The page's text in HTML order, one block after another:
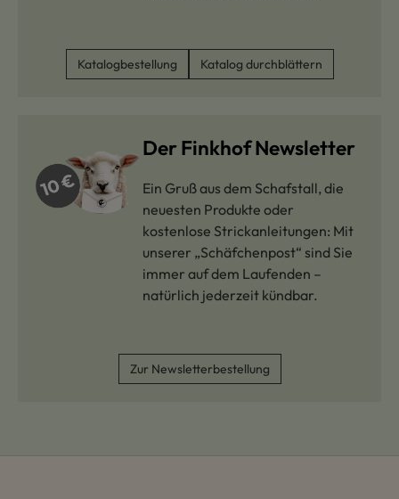
Katalogbestellung Katalog durchblättern
Der Finkhof Newsletter
Ein Gruß aus dem Schafstall, die
neuesten Produkte oder
kostenlose Strickanleitungen: Mit
unserer „Schäfchenpost“ sind Sie
immer auf dem Laufenden –
natürlich jederzeit kündbar.
Zur Newsletterbestellung